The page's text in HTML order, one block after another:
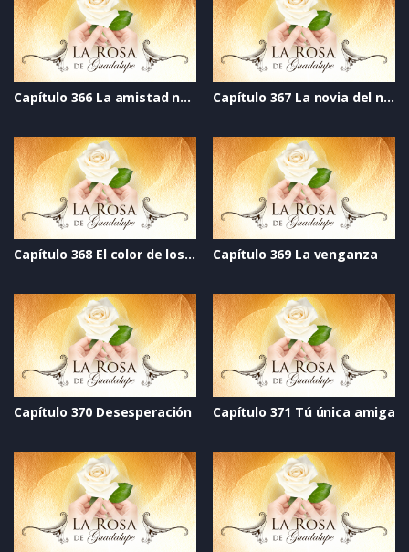
Capítulo 366 La amistad no tiene nombre Capítulo 367 La novia del narco
Capítulo 368 El color de los sentimientos Capítulo 369 La venganza
Capítulo 370 Desesperación Capítulo 371 Tú única amiga